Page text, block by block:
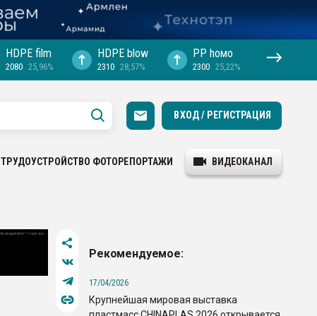
HDPE film
2080 25,96%
HDPE blow
2310 28,57%
PP hомо
2300 25,22%
ВХОД / РЕГИСТРАЦИЯ
ТРУДОУСТРОЙСТВО ФОТОРЕПОРТАЖИ ВИДЕОКАНАЛ
Рекомендуемое:
17/04/2026
Крупнейшая мировая выставка